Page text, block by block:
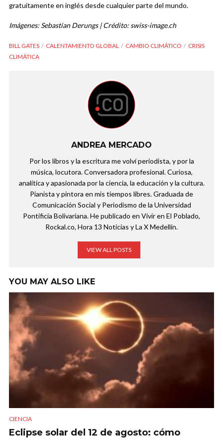
gratuitamente en inglés desde cualquier parte del mundo.
Imágenes: Sebastian Derungs |Crédito: swiss-image.ch
BILL GATES CALENTAMIENTO GLOBAL CAMBIO CLIMÁTICO
CRISIS
CLIMÁTICA
ANDREA MERCADO
Por los libros y la escritura me volví periodista, y por la
música, locutora. Conversadora profesional. Curiosa,
analítica y apasionada por la ciencia, la educación y la cultura.
Pianista y pintora en mis tiempos libres. Graduada de
Comunicación Social y Periodismo de la Universidad
Pontificia Bolivariana. He publicado en Vivir en El Poblado,
Rockal.co, Hora 13 Noticias y La X Medellín.
VIEW ALL POSTS
YOU MAY ALSO LIKE
CIENCIA
Eclipse solar del 12 de agosto: cómo